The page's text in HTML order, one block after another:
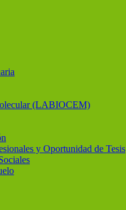
(LABIOCEM)
y Oportunidad de Tesis